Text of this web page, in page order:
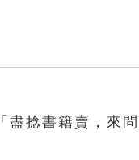
盡捻書籍賣，來